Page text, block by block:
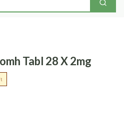
Zoek
Tabl 28 X 2mg